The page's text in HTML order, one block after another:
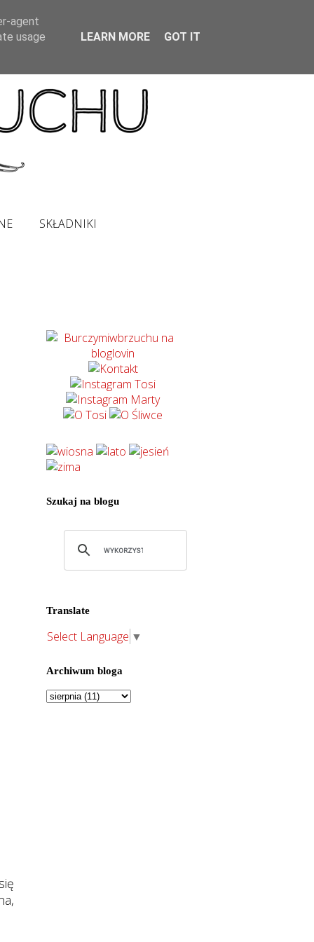
SKŁADNIKI
Szukaj na blogu
Translate
Select Language ▼
Archiwum bloga
agent
usage
LEARN MORE GOT IT